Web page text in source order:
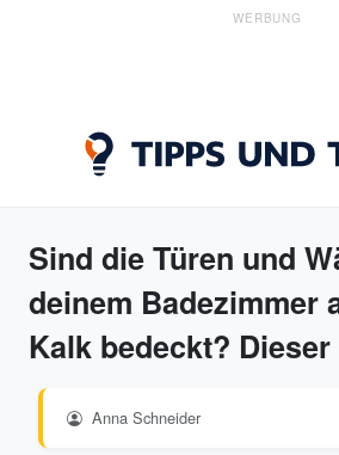
WERBUNG
Sind die Türen und
deinem Badezimmer
Kalk bedeckt?
Anna Schneider